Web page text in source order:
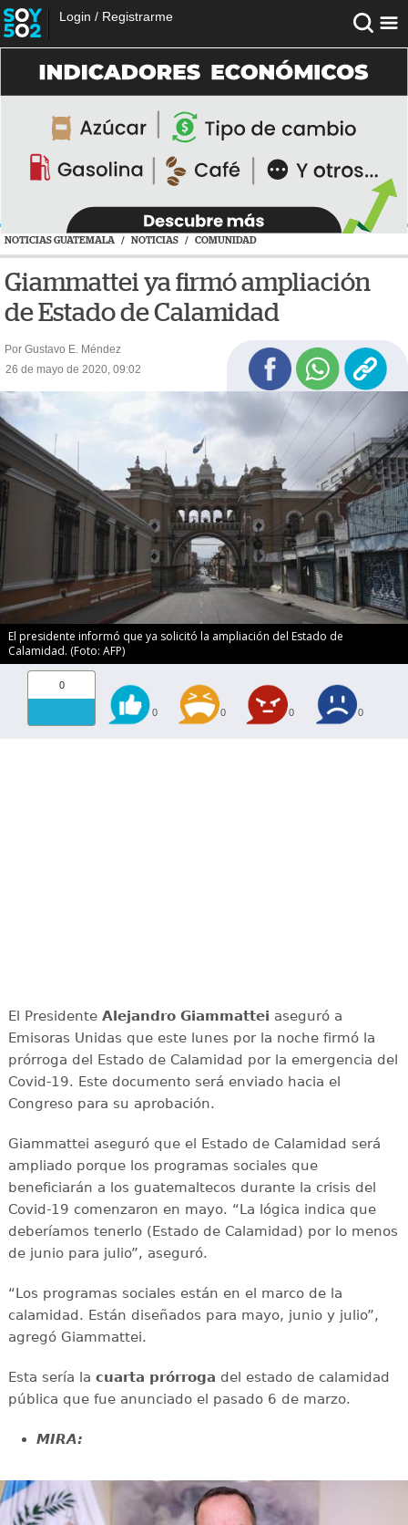
Login / Registrarme
NOTICIAS GUATEMALA / NOTICIAS / COMUNIDAD
Giammattei ya firmó ampliación
de Estado de Calamidad
Por Gustavo E. Méndez
26 de mayo de 2020, 09:02
El presidente informó que ya solicitó la ampliación del Estado de
Calamidad. (Foto: AFP)
0
0 0 0 0
El Presidente Alejandro Giammattei aseguró a
Emisoras Unidas que este lunes por la noche firmó la
prórroga del Estado de Calamidad por la emergencia del
Covid-19. Este documento será enviado hacia el
Congreso para su aprobación.
Giammattei aseguró que el Estado de Calamidad será
ampliado porque los programas sociales que
beneficiarán a los guatemaltecos durante la crisis del
Covid-19 comenzaron en mayo. “La lógica indica que
deberíamos tenerlo (Estado de Calamidad) por lo menos
de junio para julio”, aseguró.
“Los programas sociales están en el marco de la
calamidad. Están diseñados para mayo, junio y julio”,
agregó Giammattei.
Esta sería la cuarta prórroga del estado de calamidad
pública que fue anunciado el pasado 6 de marzo.
MIRA: